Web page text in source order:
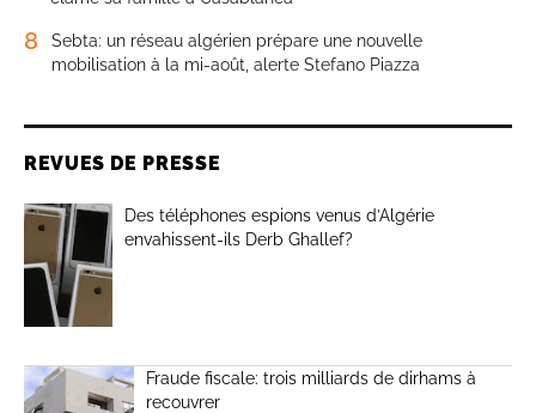
8
Sebta: un réseau algérien prépare une nouvelle
mobilisation à la mi-août, alerte Stefano Piazza
REVUES DE PRESSE
Des téléphones espions venus d’Algérie
envahissent-ils Derb Ghallef?
Fraude fiscale: trois milliards de dirhams à
recouvrer